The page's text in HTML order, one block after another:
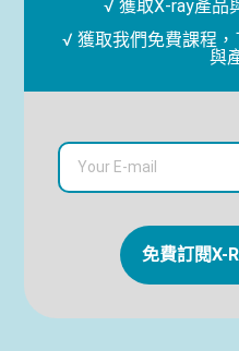
√ 獲取X-ray產品
√ 獲取我們免費課程
與
免費訂閱X-